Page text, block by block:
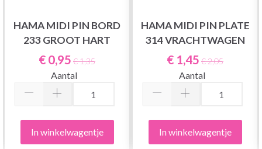
HAMA MIDI PIN BORD
233 GROOT HART
€ 0,95 € 1,35
Aantal
In winkelwagentje
HAMA MIDI PIN PLATE
314 VRACHTWAGEN
€ 1,45 € 2,05
Aantal
In winkelwagentje